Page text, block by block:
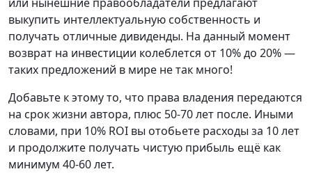
выкупить интеллектуальную собственность и
получать отличные дивиденды. На данный момент
возврат на инвестиции колеблется от 10% до 20% —
таких предложений в мире не так много!
Добавьте к этому то, что права владения передаются
на срок жизни автора, плюс 50-70 лет после. Иными
словами, при 10% ROI вы отобьете расходы за 10 лет
и продолжите получать чистую прибыль ещё как
минимум 40-60 лет.